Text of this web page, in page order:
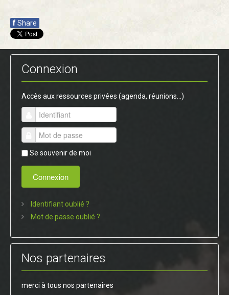
f Share
Connexion
Accès aux ressources privées (agenda, réunions...)
Se souvenir de moi
Connexion
Identifiant oublié ?
Mot de passe oublié ?
Nos partenaires
merci à tous nos partenaires